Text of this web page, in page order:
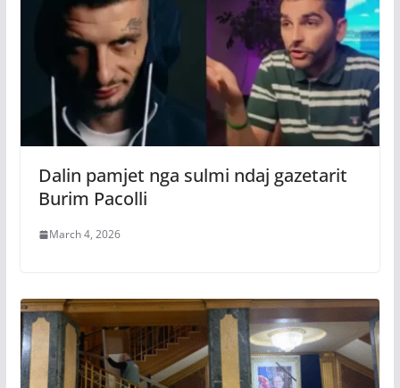
Dalin pamjet nga sulmi ndaj gazetarit
Burim Pacolli
March 4, 2026